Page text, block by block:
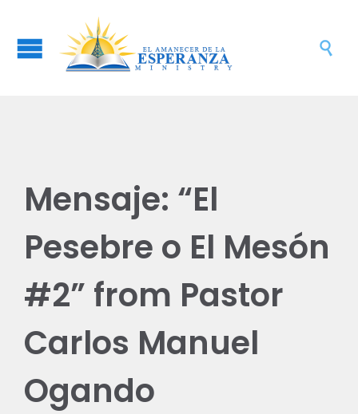

Mensaje: “El
Pesebre o El Mesón
#2” from Pastor
Carlos Manuel
Ogando